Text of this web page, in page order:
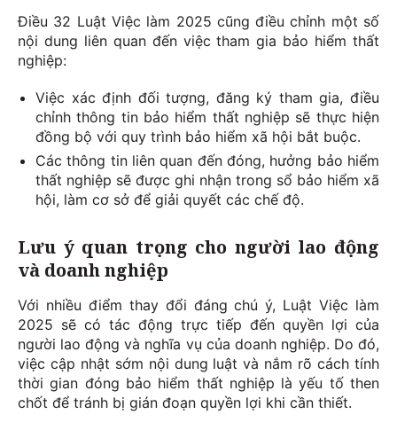
Điều 32 Luật Việc làm 2025 cũng điều chỉnh một số
nội dung liên quan đến việc tham gia bảo hiểm thất
nghiệp:
Việc xác định đối tượng, đăng ký tham gia, điều
chỉnh thông tin bảo hiểm thất nghiệp sẽ thực hiện
đồng bộ với quy trình bảo hiểm xã hội bắt buộc.
Các thông tin liên quan đến đóng, hưởng bảo hiểm
thất nghiệp sẽ được ghi nhận trong sổ bảo hiểm xã
hội, làm cơ sở để giải quyết các chế độ.
Lưu ý quan trọng cho người lao động
và doanh nghiệp
Với nhiều điểm thay đổi đáng chú ý, Luật Việc làm
2025 sẽ có tác động trực tiếp đến quyền lợi của
người lao động và nghĩa vụ của doanh nghiệp. Do đó,
việc cập nhật sớm nội dung luật và nắm rõ cách tính
thời gian đóng bảo hiểm thất nghiệp là yếu tố then
chốt để tránh bị gián đoạn quyền lợi khi cần thiết.